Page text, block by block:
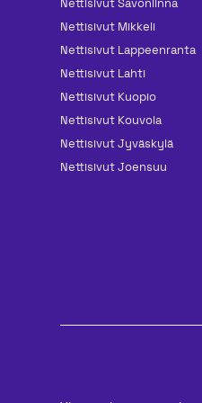
Nettisivut Savonlinna
Nettisivut Mikkeli
Nettisivut Lappeenranta
Nettisivut Lahti
Nettisivut Kuopio
Nettisivut Kouvola
Nettisivut Jyväskylä
Nettisivut Joensuu